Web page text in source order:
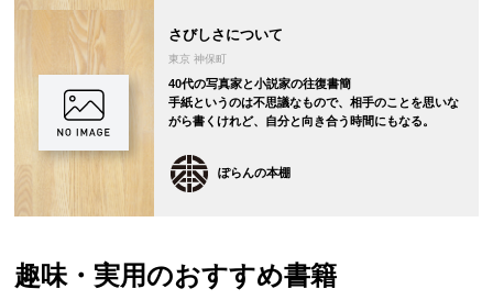
さびしさについて
東京 神保町
40代の写真家と小説家の往復書簡
手紙というのは不思議なもので、相手のことを思いな
がら書くけれど、自分と向き合う時間にもなる。
ぽらんの本棚
趣味・実用のおすすめ書籍